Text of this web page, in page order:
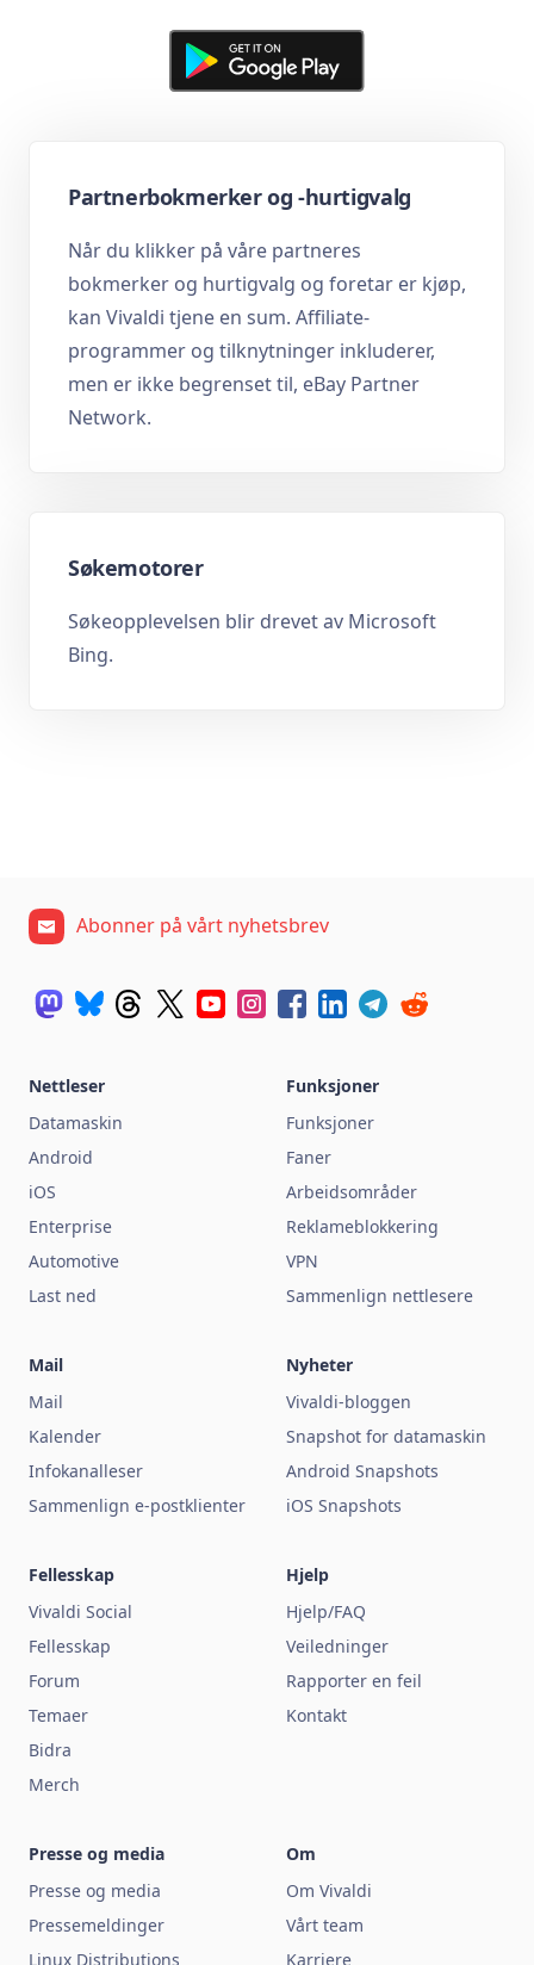
Partnerbokmerker og -hurtigvalg
Når du klikker på våre partneres
bokmerker og hurtigvalg og foretar er kjøp,
kan Vivaldi tjene en sum. Affiliate-
programmer og tilknytninger inkluderer,
men er ikke begrenset til, eBay Partner
Network.
Søkemotorer
Søkeopplevelsen blir drevet av Microsoft
Bing.
Abonner på vårt nyhetsbrev
Nettleser
Datamaskin
Android
iOS
Enterprise
Automotive
Last ned
Funksjoner
Funksjoner
Faner
Arbeidsområder
Reklameblokkering
VPN
Sammenlign nettlesere
Mail
Mail
Kalender
Infokanalleser
Sammenlign e-postklienter
Nyheter
Vivaldi-bloggen
Snapshot for datamaskin
Android Snapshots
iOS Snapshots
Fellesskap
Vivaldi Social
Fellesskap
Forum
Temaer
Bidra
Merch
Hjelp
Hjelp/FAQ
Veiledninger
Rapporter en feil
Kontakt
Presse og media
Presse og media
Pressemeldinger
Linux Distributions
Om
Om Vivaldi
Vårt team
Karriere